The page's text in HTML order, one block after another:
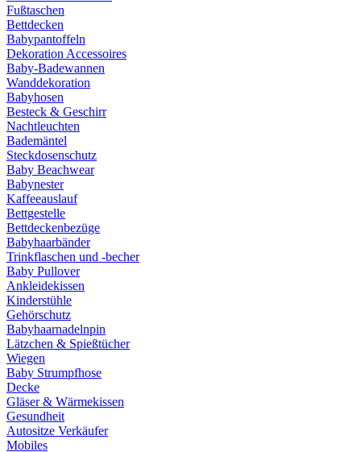
Fußtaschen
Bettdecken
Babypantoffeln
Dekoration Accessoires
Baby-Badewannen
Wanddekoration
Babyhosen
Besteck & Geschirr
Nachtleuchten
Bademäntel
Steckdosenschutz
Baby Beachwear
Babynester
Kaffeeauslauf
Bettgestelle
Bettdeckenbezüge
Babyhaarbänder
Trinkflaschen und -becher
Baby Pullover
Ankleidekissen
Kinderstühle
Gehörschutz
Babyhaarnadelnpin
Lätzchen & Spießtücher
Wiegen
Baby Strumpfhose
Decke
Gläser & Wärmekissen
Gesundheit
Autositze Verkäufer
Mobiles